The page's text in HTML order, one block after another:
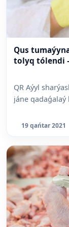
Qus
tolyq tólendi
QR Aýyl
jáne
19 qańtar 2021